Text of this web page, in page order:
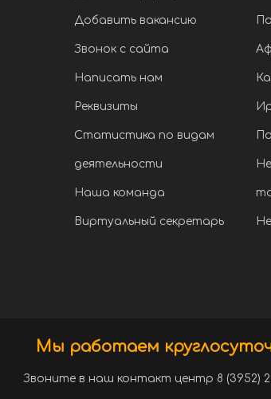
Добавить вакансию
Звонок с сайта
Написать нам
Реквизиты
Статистика по видам
деятельности
Наша команда
Виртуальный секретарь
Мы работаем
Звоните в наш контакт центр 8 (3952)